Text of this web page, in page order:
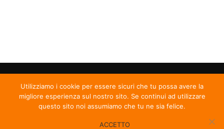
Utilizziamo i cookie per essere sicuri che tu possa avere la
migliore esperienza sul nostro sito. Se continui ad utilizzare
questo sito noi assumiamo che tu ne sia felice.
ACCETTO